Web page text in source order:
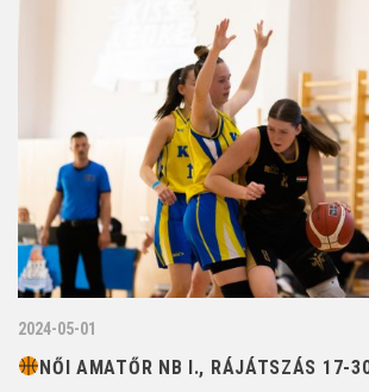
2024-05-01
NŐI AMATŐR NB I., RÁJÁTSZÁS 17-